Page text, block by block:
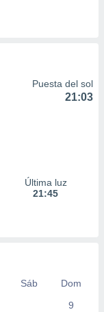
Puesta del sol
21:03
Última luz
21:45
Sáb
Dom
9